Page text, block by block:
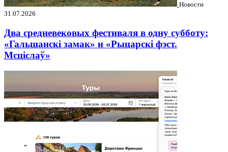
Новости
31.07.2026
Два средневековых фестиваля в одну субботу:
«Гальшанскі замак» и «Рыцарскі фэст.
Мсціслаў»